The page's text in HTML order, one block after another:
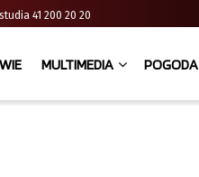
studia 41 200 20 20
MULTIMEDIA POGODA